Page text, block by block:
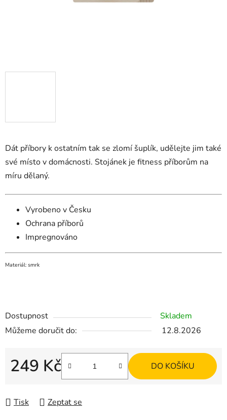
Dát příbory k ostatním tak se zlomí šuplík, udělejte jim také
své místo v domácnosti. Stojánek je fitness příborům na
míru dělaný.
Vyrobeno v Česku
Ochrana příborů
Impregnováno
Materiál: smrk
Dostupnost
Skladem
Můžeme doručit do:
12.8.2026
249 Kč DO KOŠÍKU
Tisk Zeptat se